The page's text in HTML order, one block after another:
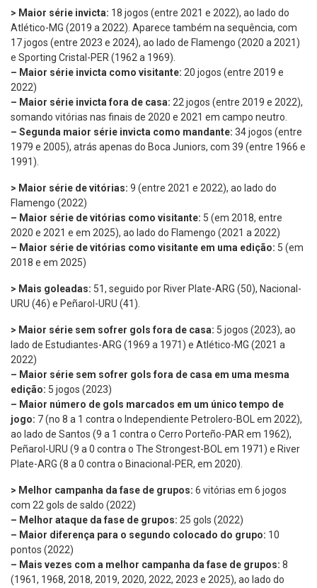
> Maior série invicta: 18 jogos (entre 2021 e 2022), ao lado do
Atlético-MG (2019 a 2022). Aparece também na sequência, com
17 jogos (entre 2023 e 2024), ao lado de Flamengo (2020 a 2021)
e Sporting Cristal-PER (1962 a 1969).
– Maior série invicta como visitante: 20 jogos (entre 2019 e
2022)
– Maior série invicta fora de casa: 22 jogos (entre 2019 e 2022),
somando vitórias nas finais de 2020 e 2021 em campo neutro.
– Segunda maior série invicta como mandante: 34 jogos (entre
1979 e 2005), atrás apenas do Boca Juniors, com 39 (entre 1966 e
1991).
> Maior série de vitórias: 9 (entre 2021 e 2022), ao lado do
Flamengo (2022)
– Maior série de vitórias como visitante: 5 (em 2018, entre
2020 e 2021 e em 2025), ao lado do Flamengo (2021 a 2022)
– Maior série de vitórias como visitante em uma edição: 5 (em
2018 e em 2025)
> Mais goleadas: 51, seguido por River Plate-ARG (50), Nacional-
URU (46) e Peñarol-URU (41).
> Maior série sem sofrer gols fora de casa: 5 jogos (2023), ao
lado de Estudiantes-ARG (1969 a 1971) e Atlético-MG (2021 a
2022)
– Maior série sem sofrer gols fora de casa em uma mesma
edição: 5 jogos (2023)
– Maior número de gols marcados em um único tempo de
jogo: 7 (no 8 a 1 contra o Independiente Petrolero-BOL em 2022),
ao lado de Santos (9 a 1 contra o Cerro Porteño-PAR em 1962),
Peñarol-URU (9 a 0 contra o The Strongest-BOL em 1971) e River
Plate-ARG (8 a 0 contra o Binacional-PER, em 2020).
> Melhor campanha da fase de grupos: 6 vitórias em 6 jogos
com 22 gols de saldo (2022)
– Melhor ataque da fase de grupos: 25 gols (2022)
– Maior diferença para o segundo colocado do grupo: 10
pontos (2022)
– Mais vezes com a melhor campanha da fase de grupos: 8
(1961, 1968, 2018, 2019, 2020, 2022, 2023 e 2025), ao lado do